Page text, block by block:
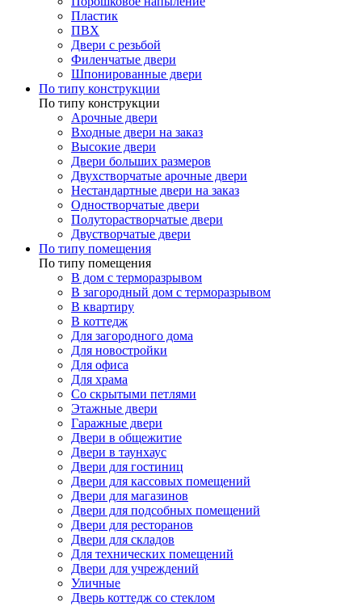
Пластик
ПВХ
Двери с резьбой
Филенчатые двери
Шпонированные двери
По типу конструкции
По типу конструкции
Арочные двери
Входные двери на заказ
Высокие двери
Двери больших размеров
Двухстворчатые арочные двери
Нестандартные двери на заказ
Одностворчатые двери
Полуторастворчатые двери
Двустворчатые двери
По типу помещения
По типу помещения
В дом с терморазрывом
В загородный дом с терморазрывом
В квартиру
В коттедж
Для загородного дома
Для новостройки
Для офиса
Для храма
Со скрытыми петлями
Этажные двери
Гаражные двери
Двери в общежитие
Двери в таунхаус
Двери для гостиниц
Двери для кассовых помещений
Двери для магазинов
Двери для подсобных помещений
Двери для ресторанов
Двери для складов
Для технических помещений
Двери для учреждений
Уличные
Дверь коттедж со стеклом